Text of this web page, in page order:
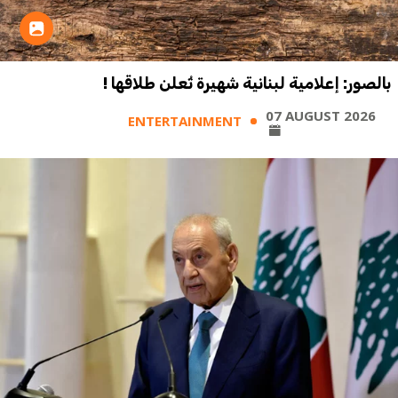
بالصور: إعلامية لبنانية شهيرة تُعلن طلاقها !
ENTERTAINMENT 07 AUGUST 2026